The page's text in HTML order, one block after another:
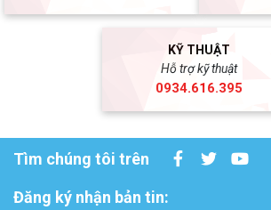
KỸ THUẬT
Hỗ trợ kỹ thuật
0934.616.395
Tìm chúng tôi trên
Đăng ký nhận bản tin: